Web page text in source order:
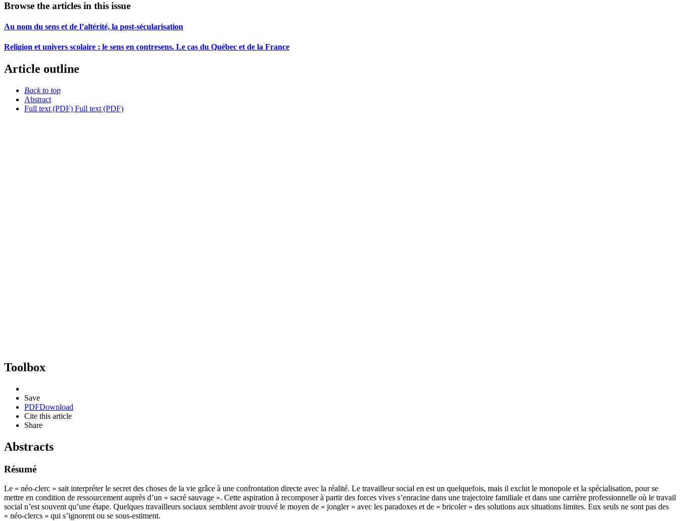
Browse the articles in this issue
Au nom du sens et de l’altérité, la post-sécularisation
Religion et univers scolaire : le sens en contresens. Le cas du Québec et de la France
Article outline
Back to top
Abstract
Full text (PDF) Full text (PDF)
Toolbox
Save
PDFDownload
Cite this article
Share
Abstracts
Résumé
Le « néo-clerc » sait interpréter le secret des choses de la vie grâce à une confrontation directe avec la réalité. Le travailleur social en est un quelquefois, mais il exclut le monopole et la spécialisation, pour se
mettre en condition de ressourcement auprès d’un « sacré sauvage ». Cette aspiration à recomposer à partir des forces vives s’enracine dans une trajectoire familiale et dans une carrière professionnelle où le travail
social n’est souvent qu’une étape. Quelques travailleurs sociaux semblent avoir trouvé le moyen de « jongler » avec les paradoxes et de « bricoler » des solutions aux situations limites. Eux seuls ne sont pas des
« néo-clercs » qui s’ignorent ou se sous-estiment.